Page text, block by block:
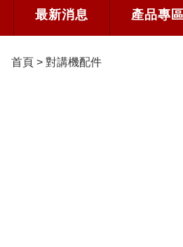
最新消息 產品專區
首頁 > 對講機配件